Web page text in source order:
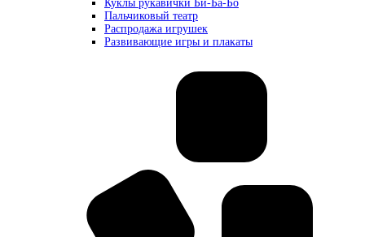
Куклы рукавички Би-Ба-Бо
Пальчиковый театр
Распродажа игрушек
Развивающие игры и плакаты